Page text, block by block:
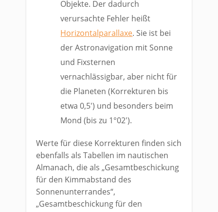
Objekte. Der dadurch
verursachte Fehler heißt
Horizontalparallaxe. Sie ist bei
der Astronavigation mit Sonne
und Fixsternen
vernachlässigbar, aber nicht für
die Planeten (Korrekturen bis
etwa 0,5′) und besonders beim
Mond (bis zu 1°02′).
Werte für diese Korrekturen finden sich
ebenfalls als Tabellen im nautischen
Almanach, die als „Gesamtbeschickung
für den Kimmabstand des
Sonnenunterrandes“,
„Gesamtbeschickung für den